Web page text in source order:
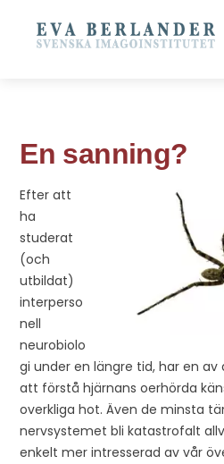
En sanning?
Efter att
ha
studerat
(och
utbildat)
interperso
nell
neurobiolo
gi under en längre tid, har en
att förstå hjärnans oerhörda
overkliga hot. Även de minsta
nervsystemet bli katastrofalt
enkelt mer intresserad av vår